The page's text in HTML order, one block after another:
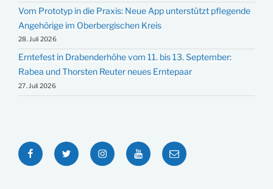
Vom Prototyp in die Praxis: Neue App unterstützt pflegende
Angehörige im Oberbergischen Kreis
28. Juli 2026
Erntefest in Drabenderhöhe vom 11. bis 13. September:
Rabea und Thorsten Reuter neues Erntepaar
27. Juli 2026
FacebookTwitter InstagramYouTubeE-
Mail